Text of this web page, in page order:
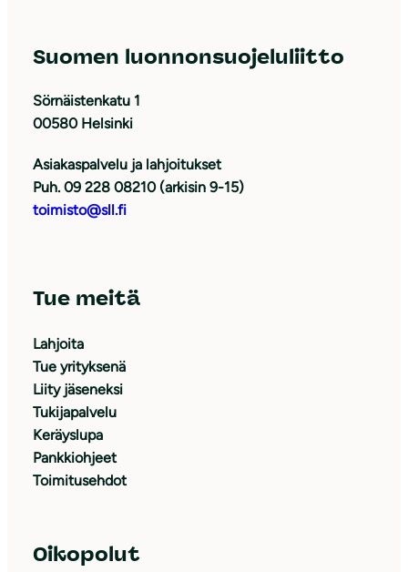
Suomen luonnonsuojeluliitto
Sörnäistenkatu 1
00580 Helsinki
Asiakaspalvelu ja lahjoitukset
Puh. 09 228 08210 (arkisin 9-15)
toimisto@sll.fi
Tue meitä
Lahjoita
Tue yrityksenä
Liity jäseneksi
Tukijapalvelu
Keräyslupa
Pankkiohjeet
Toimitusehdot
Oikopolut